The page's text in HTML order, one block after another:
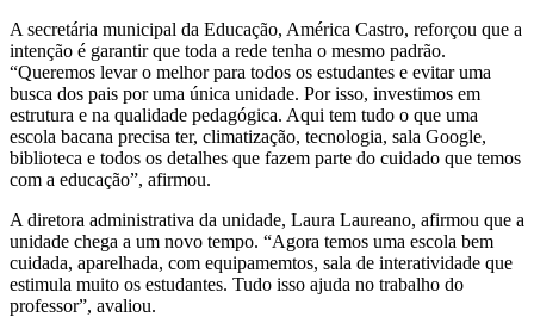
A secretária municipal da Educação, América Castro, reforçou que a
intenção é garantir que toda a rede tenha o mesmo padrão.
“Queremos levar o melhor para todos os estudantes e evitar uma
busca dos pais por uma única unidade. Por isso, investimos em
estrutura e na qualidade pedagógica. Aqui tem tudo o que uma
escola bacana precisa ter, climatização, tecnologia, sala Google,
biblioteca e todos os detalhes que fazem parte do cuidado que temos
com a educação”, afirmou.
A diretora administrativa da unidade, Laura Laureano, afirmou que a
unidade chega a um novo tempo. “Agora temos uma escola bem
cuidada, aparelhada, com equipamemtos, sala de interatividade que
estimula muito os estudantes. Tudo isso ajuda no trabalho do
professor”, avaliou.